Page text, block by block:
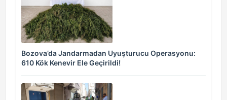
Bozova’da Jandarmadan Uyuşturucu Operasyonu:
610 Kök Kenevir Ele Geçirildi!